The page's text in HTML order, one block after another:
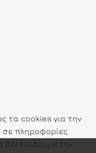
τα cookies για την
πληροφορίες
βελτιώσουμε την